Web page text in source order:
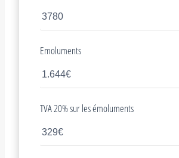
Emoluments
TVA 20% sur les émoluments